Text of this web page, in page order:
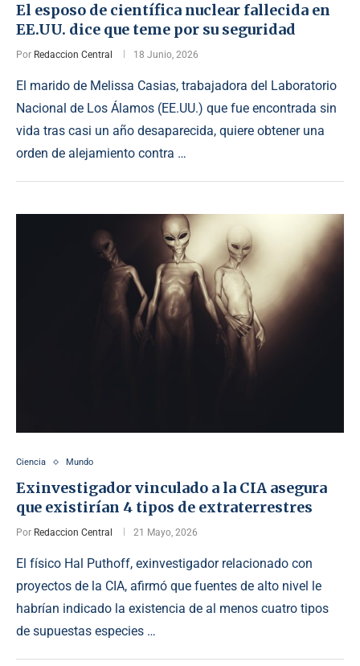
El esposo de científica nuclear fallecida en
EE.UU. dice que teme por su seguridad
Por Redaccion Central 18 Junio, 2026
El marido de Melissa Casias, trabajadora del Laboratorio
Nacional de Los Álamos (EE.UU.) que fue encontrada sin
vida tras casi un año desaparecida, quiere obtener una
orden de alejamiento contra …
Ciencia Mundo
Exinvestigador vinculado a la CIA asegura
que existirían 4 tipos de extraterrestres
Por Redaccion Central 21 Mayo, 2026
El físico Hal Puthoff, exinvestigador relacionado con
proyectos de la CIA, afirmó que fuentes de alto nivel le
habrían indicado la existencia de al menos cuatro tipos
de supuestas especies …